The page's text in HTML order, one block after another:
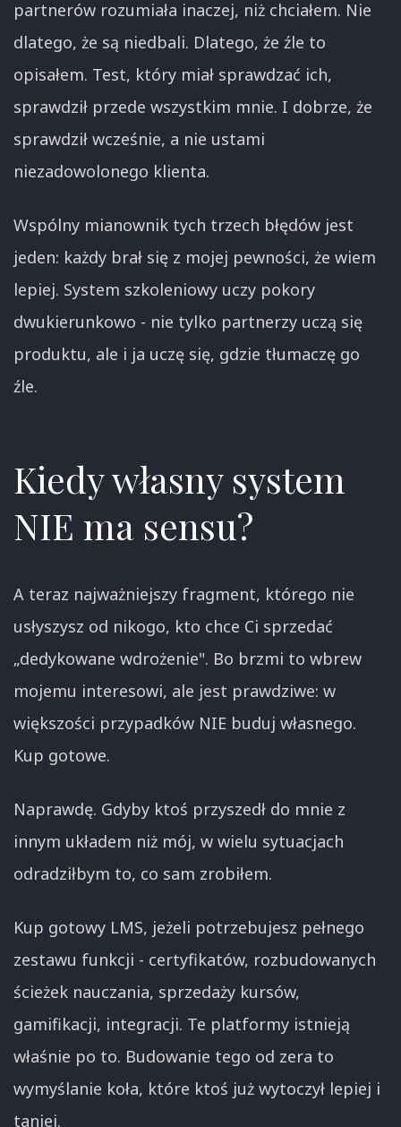
partnerów rozumiała inaczej, niż chciałem. Nie
dlatego, że są niedbali. Dlatego, że źle to
opisałem. Test, który miał sprawdzać ich,
sprawdził przede wszystkim mnie. I dobrze, że
sprawdził wcześnie, a nie ustami
niezadowolonego klienta.
Wspólny mianownik tych trzech błędów jest
jeden: każdy brał się z mojej pewności, że wiem
lepiej. System szkoleniowy uczy pokory
dwukierunkowo - nie tylko partnerzy uczą się
produktu, ale i ja uczę się, gdzie tłumaczę go
źle.
Kiedy własny system
NIE ma sensu?
A teraz najważniejszy fragment, którego nie
usłyszysz od nikogo, kto chce Ci sprzedać
„dedykowane wdrożenie". Bo brzmi to wbrew
mojemu interesowi, ale jest prawdziwe: w
większości przypadków NIE buduj własnego.
Kup gotowe.
Naprawdę. Gdyby ktoś przyszedł do mnie z
innym układem niż mój, w wielu sytuacjach
odradziłbym to, co sam zrobiłem.
Kup gotowy LMS, jeżeli potrzebujesz pełnego
zestawu funkcji - certyfikatów, rozbudowanych
ścieżek nauczania, sprzedaży kursów,
gamifikacji, integracji. Te platformy istnieją
właśnie po to. Budowanie tego od zera to
wymyślanie koła, które ktoś już wytoczył lepiej i
taniej.